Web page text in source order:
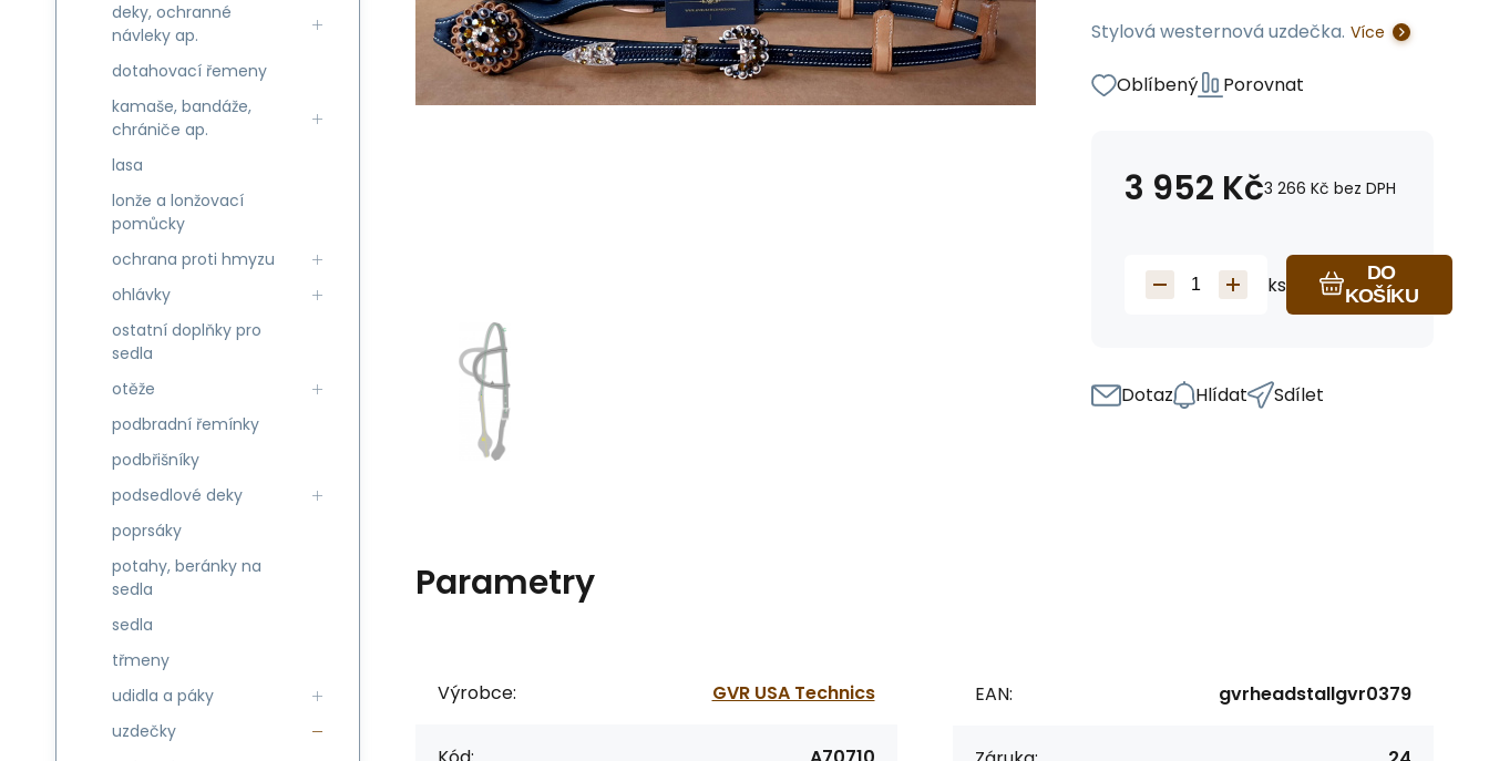
Stylová westernová uzdečka. Více
Oblíbený Porovnat
3 952 Kč3 266 Kč bez DPH
ks
DO
KOŠÍKU
Dotaz Hlídat Sdílet
Parametry
Výrobce: GVR USA Technics EAN: gvrheadstallgvr0379
deky, ochranné
návleky ap.
dotahovací řemeny
kamaše, bandáže,
chrániče ap.
lasa
lonže a lonžovací
pomůcky
ochrana proti hmyzu
ohlávky
ostatní doplňky pro
sedla
otěže
podbradní řemínky
podbřišníky
podsedlové deky
poprsáky
potahy, beránky na
sedla
sedla
třmeny
udidla a páky
uzdečky